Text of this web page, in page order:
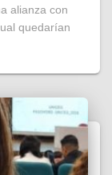
alianza con
quedarían